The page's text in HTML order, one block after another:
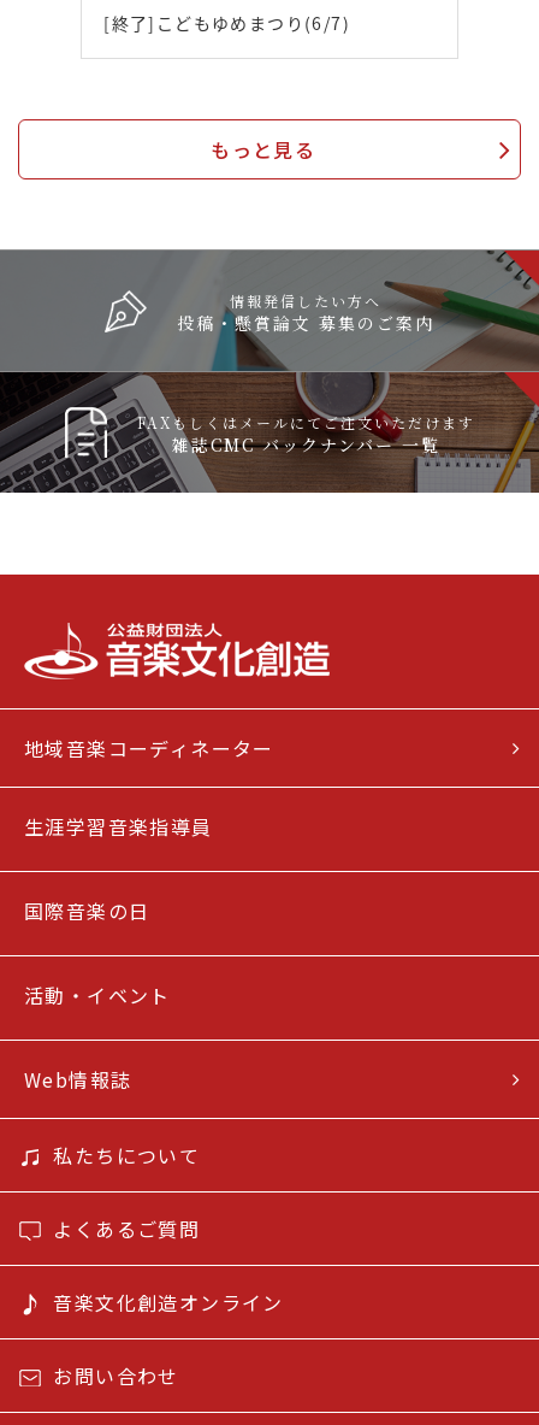
[終了]こどもゆめまつり(6/7)
もっと見る
情報発信したい方へ
投稿・懸賞論文 募集のご案内
FAXもしくはメールにてご注文いただけます
雑誌CMC バックナンバー 一覧
地域音楽コーディネーター
生涯学習音楽指導員
国際音楽の日
活動・イベント
Web情報誌
私たちについて
よくあるご質問
音楽文化創造オンライン
お問い合わせ